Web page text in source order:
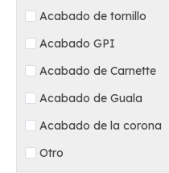
Acabado de tornillo
Acabado GPI
Acabado de Carnette
Acabado de Guala
Acabado de la corona
Otro